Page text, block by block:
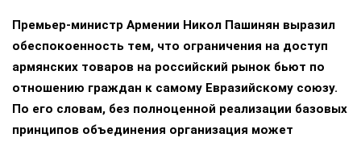
Премьер-министр Армении Никол Пашинян выразил
обеспокоенность тем, что ограничения на доступ
армянских товаров на российский рынок бьют по
отношению граждан к самому Евразийскому союзу.
По его словам, без полноценной реализации базовых
принципов объединения организация может